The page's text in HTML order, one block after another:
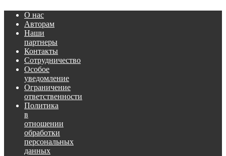
О нас
Авторам
Наши
партнеры
Контакты
Сотрудничество
Особое
уведомление
Ограничение
ответственности
Политика
в
отношении
обработки
персональных
данных